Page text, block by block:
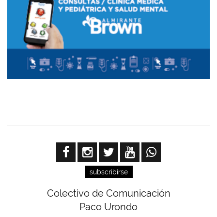
subscribirse
Colectivo de Comunicación
Paco Urondo